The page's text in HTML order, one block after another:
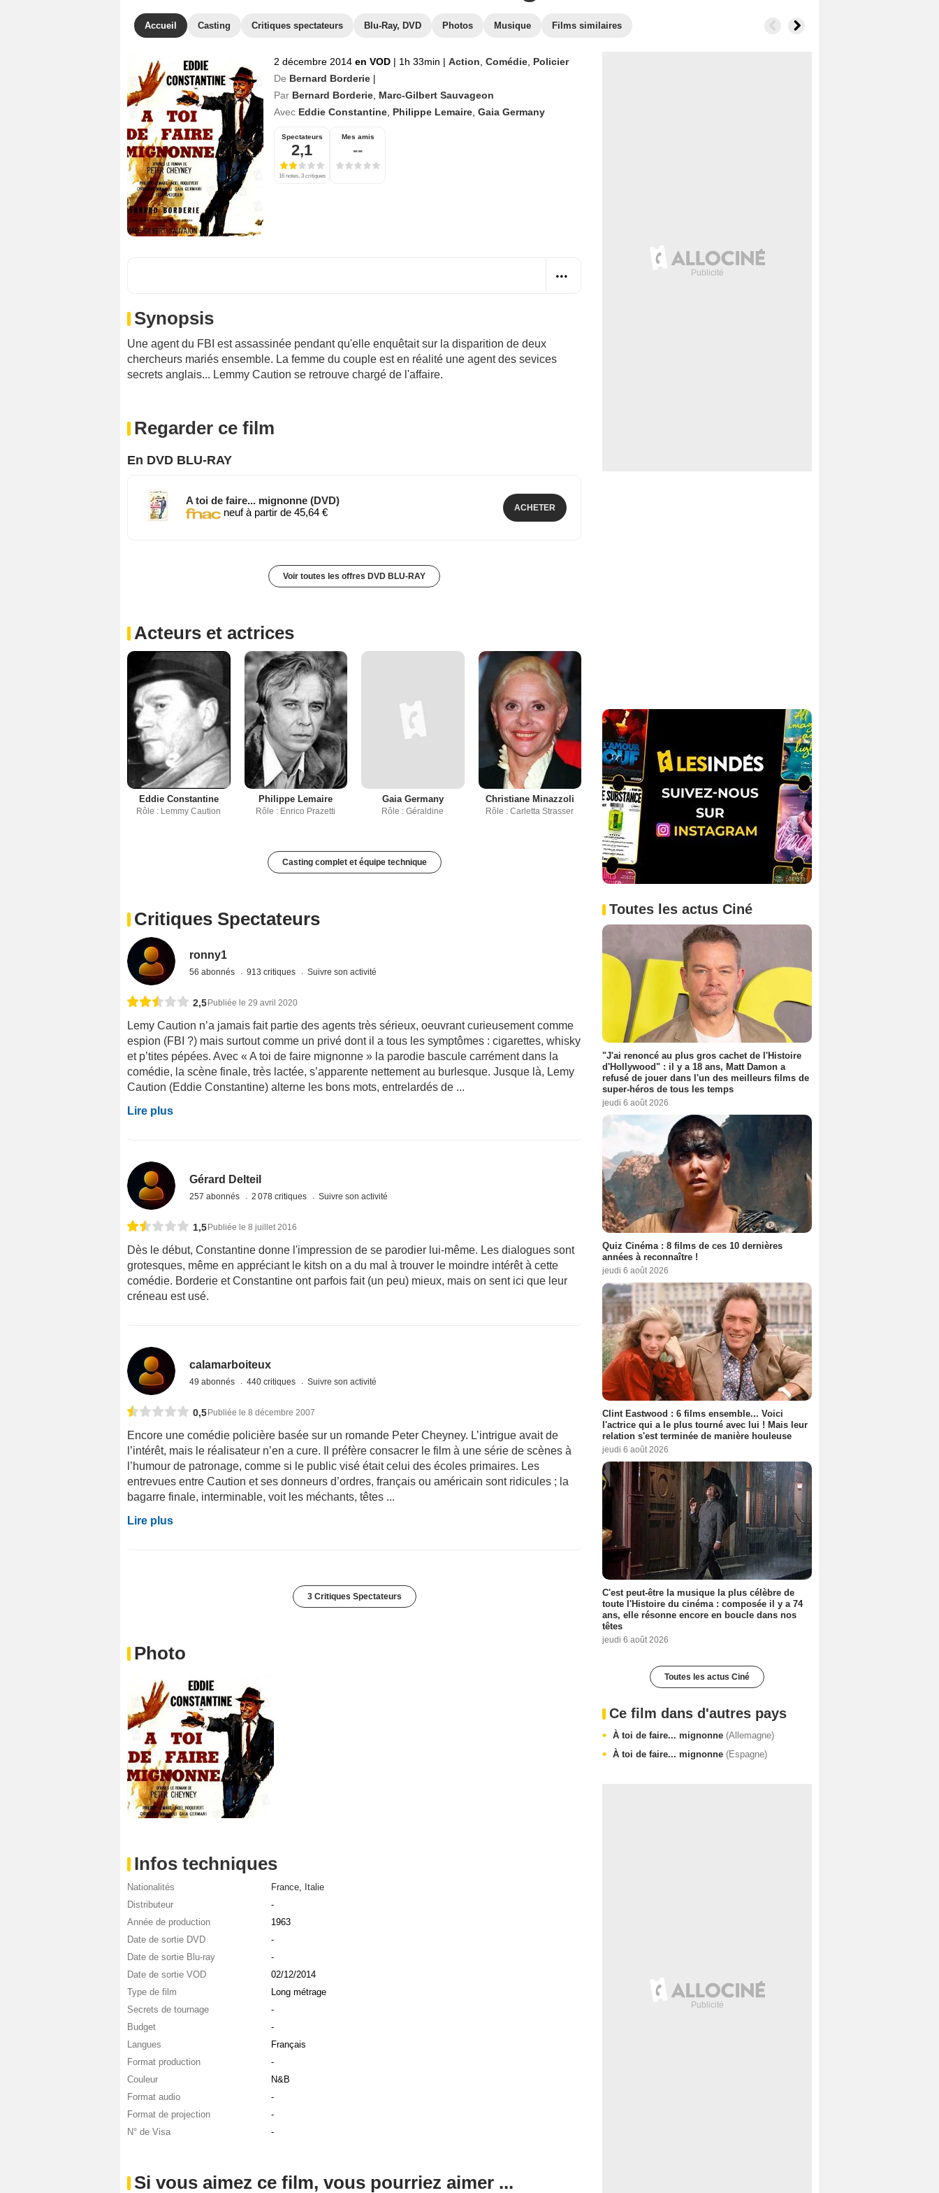
Accueil Casting Critiques spectateurs Blu-Ray, DVD Photos Musique Films similaires
2 décembre 2014 en VOD | 1h 33min | Action Comédie Policier
De Bernard Borderie
Par Bernard Borderie Marc-Gilbert Sauvageon
Avec Eddie Constantine Philippe Lemaire Gaia Germany
Spectateurs
2,1
16 notes, 3 critiques
Mes amis
--
Synopsis
Une agent du FBI est assassinée pendant qu'elle enquêtait sur la disparition de deux
chercheurs mariés ensemble. La femme du couple est en réalité une agent des sevices
secrets anglais... Lemmy Caution se retrouve chargé de l'affaire.
Regarder ce film
En DVD BLU-RAY
A toi de faire... mignonne (DVD)
neuf à partir de 45,64 €
ACHETER
Voir toutes les offres DVD BLU-RAY
Acteurs et actrices
Eddie Constantine
Rôle : Lemmy Caution
Philippe Lemaire
Rôle : Enrico Prazetti
Gaia Germany
Rôle : Géraldine
Christiane Minazzoli
Rôle : Carletta Strasser
Casting complet et équipe technique
Critiques Spectateurs
ronny1
56 abonnés 913 critiques Suivre son activité
2,5Publiée le 29 avril 2020
Lemy Caution n’a jamais fait partie des agents très sérieux, oeuvrant curieusement comme
espion (FBI ?) mais surtout comme un privé dont il a tous les symptômes : cigarettes, whisky
et p’tites pépées. Avec « A toi de faire mignonne » la parodie bascule carrément dans la
comédie, la scène finale, très lactée, s’apparente nettement au burlesque. Jusque là, Lemy
Caution (Eddie Constantine) alterne les bons mots, entrelardés de ...
Lire plus
Gérard Delteil
257 abonnés 2 078 critiques Suivre son activité
1,5 Publiée le 8 juillet 2016
Dès le début, Constantine donne l'impression de se parodier lui-même. Les dialogues sont
grotesques, même en appréciant le kitsh on a du mal à trouver le moindre intérêt à cette
comédie. Borderie et Constantine ont parfois fait (un peu) mieux, mais on sent ici que leur
créneau est usé.
calamarboiteux
49 abonnés 440 critiques Suivre son activité
0,5 Publiée le 8 décembre 2007
Encore une comédie policière basée sur un romande Peter Cheyney. L’intrigue avait de
l’intérêt, mais le réalisateur n’en a cure. Il préfère consacrer le film à une série de scènes à
l’humour de patronage, comme si le public visé était celui des écoles primaires. Les
entrevues entre Caution et ses donneurs d’ordres, français ou américain sont ridicules ; la
bagarre finale, interminable, voit les méchants, têtes ...
Lire plus
3 Critiques Spectateurs
Photo
Infos techniques
Nationalités France,
Italie
Distributeur
-
Année de production
1963
Date de sortie DVD
-
Date de sortie Blu-ray
-
Date de sortie VOD
02/12/2014
Type de film
Long métrage
Secrets de tournage
-
Budget
-
Langues
Français
Format production
-
Couleur
N&B
Format audio
-
Format de projection
-
N° de Visa
-
Si vous aimez ce film, vous pourriez aimer ...
Toutes les actus Ciné
"J'ai renoncé au plus gros cachet de l'Histoire
d'Hollywood" : il y a 18 ans, Matt Damon a
refusé de jouer dans l'un des meilleurs films de
super-héros de tous les temps
jeudi 6 août 2026
Quiz Cinéma : 8 films de ces 10 dernières
années à reconnaître !
jeudi 6 août 2026
Clint Eastwood : 6 films ensemble... Voici
l'actrice qui a le plus tourné avec lui ! Mais leur
relation s'est terminée de manière houleuse
jeudi 6 août 2026
C'est peut-être la musique la plus célèbre de
toute l'Histoire du cinéma : composée il y a 74
ans, elle résonne encore en boucle dans nos
têtes
jeudi 6 août 2026
Toutes les actus Ciné
Ce film dans d'autres pays
À toi de faire... mignonne (Allemagne)
À toi de faire... mignonne (Espagne)